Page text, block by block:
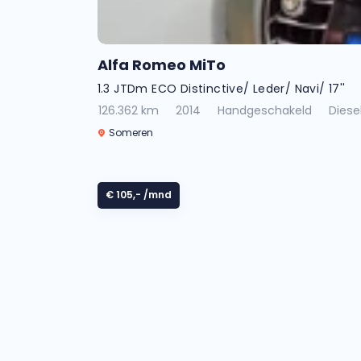
Alfa Romeo MiTo
1.3 JTDm ECO Distinctive/ Leder/ Navi/ 17''
126.362 km
2014 Handgeschakeld
Someren
€ 105,- /mnd